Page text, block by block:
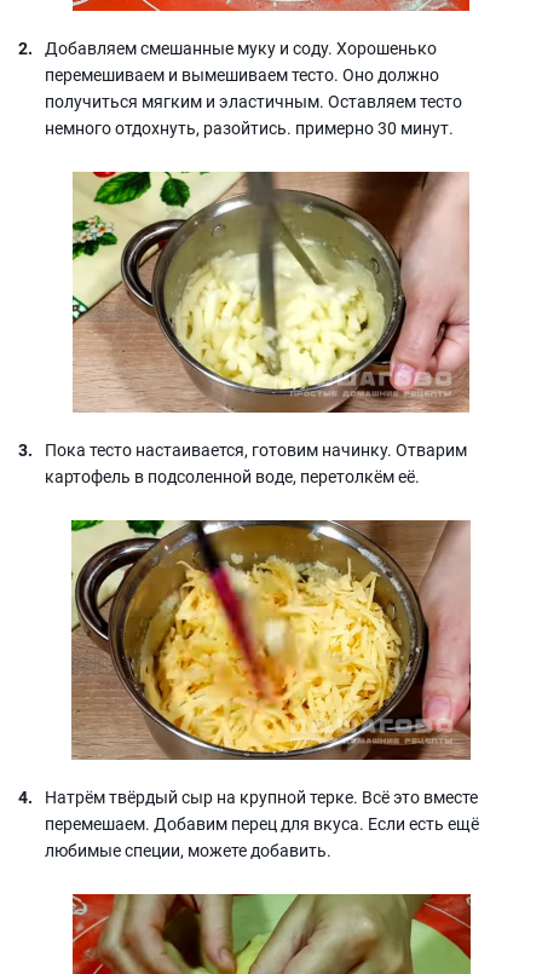
Добавляем смешанные муку и соду. Хорошенько
перемешиваем и вымешиваем тесто. Оно должно
получиться мягким и эластичным. Оставляем тесто
немного отдохнуть, разойтись. примерно 30 минут.
Пока тесто настаивается, готовим начинку. Отварим
картофель в подсоленной воде, перетолкём её.
Натрём твёрдый сыр на крупной терке. Всё это вместе
перемешаем. Добавим перец для вкуса. Если есть ещё
любимые специи, можете добавить.